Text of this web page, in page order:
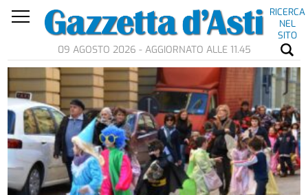
RICERCA
NEL
SITO
09 AGOSTO 2026 - AGGIORNATO ALLE 11.45